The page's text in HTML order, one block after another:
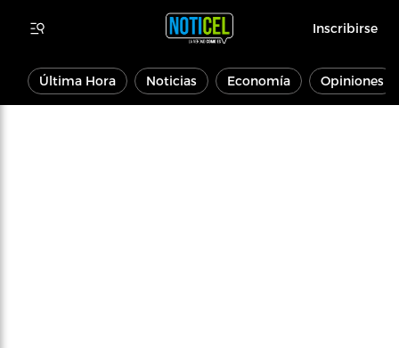
Inscribirse
Última Hora Noticias Economía Opiniones